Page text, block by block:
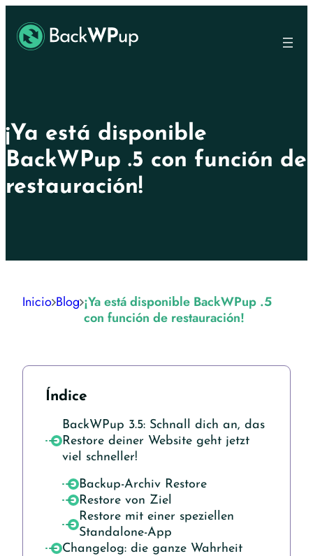
contenido
content
¡Ya está disponible
BackWPup .5 con función de
restauración!
Inicio Blog ¡Ya está disponible BackWPup .5
con función de restauración!
Índice
BackWPup 3.5: Schnall dich an, das
Restore deiner Website geht jetzt
viel schneller!
Backup-Archiv Restore
Restore von Ziel
Restore mit einer speziellen
Standalone-App
Changelog: die ganze Wahrheit